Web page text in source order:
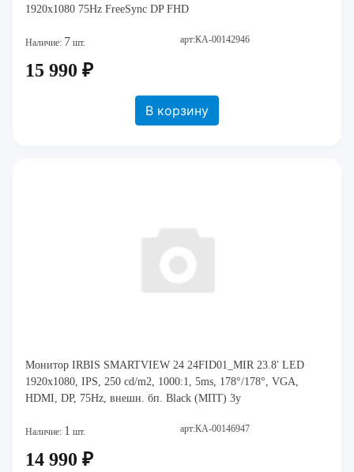
1920x1080 75Hz FreeSync DP FHD
Наличие: 7 шт. арт:КА-00142946
15 990 ₽
В корзину
Монитор IRBIS SMARTVIEW 24 24FID01_MIR 23.8' LED
1920x1080, IPS, 250 cd/m2, 1000:1, 5ms, 178°/178°, VGA,
HDMI, DP, 75Hz, внешн. бп. Black (МПТ) 3y
Наличие: 1 шт. арт:КА-00146947
14 990 ₽